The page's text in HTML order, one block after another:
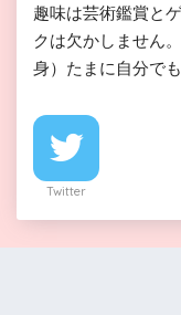
趣味は芸術鑑賞と
クは欠かしません
身）たまに自分で
Twitter